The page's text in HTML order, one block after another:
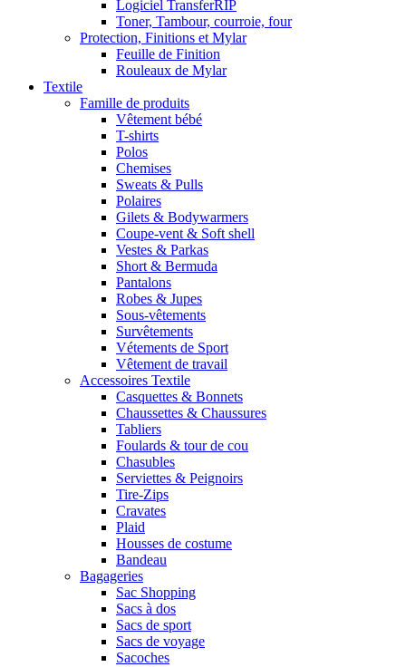
Logiciel TransferRIP
Toner, Tambour, courroie, four
Protection, Finitions et Mylar
Feuille de Finition
Rouleaux de Mylar
Textile
Famille de produits
Vêtement bébé
T-shirts
Polos
Chemises
Sweats & Pulls
Polaires
Gilets & Bodywarmers
Coupe-vent & Soft shell
Vestes & Parkas
Short & Bermuda
Pantalons
Robes & Jupes
Sous-vêtements
Survêtements
Vétements de Sport
Vêtement de travail
Accessoires Textile
Casquettes & Bonnets
Chaussettes & Chaussures
Tabliers
Foulards & tour de cou
Chasubles
Serviettes & Peignoirs
Tire-Zips
Cravates
Plaid
Housses de costume
Bandeau
Bagageries
Sac Shopping
Sacs à dos
Sacs de sport
Sacs de voyage
Sacoches